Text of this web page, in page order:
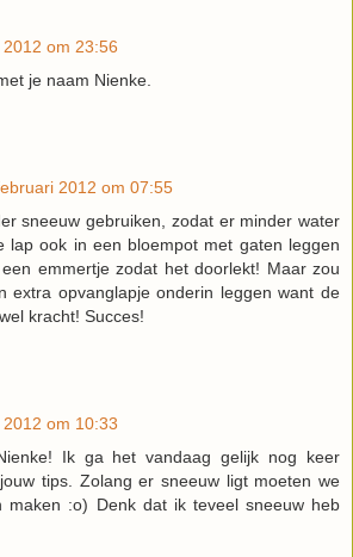
om 23:56
je naam Nienke.
2012 om 07:55
sneeuw gebruiken, zodat er minder water
lap ook in een bloempot met gaten leggen
emmertje zodat het doorlekt! Maar zou
extra opvanglapje onderin leggen want de
kracht! Succes!
om 10:33
Ik ga het vandaag gelijk nog keer
tips. Zolang er sneeuw ligt moeten we
maken :o) Denk dat ik teveel sneeuw heb